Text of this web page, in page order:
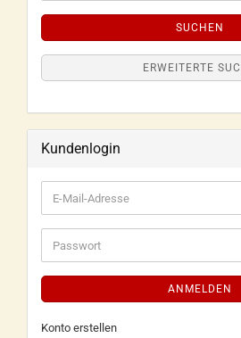
SUCHEN
ERWEITERTE
Kundenlogin
ANMELDEN
Konto erstellen